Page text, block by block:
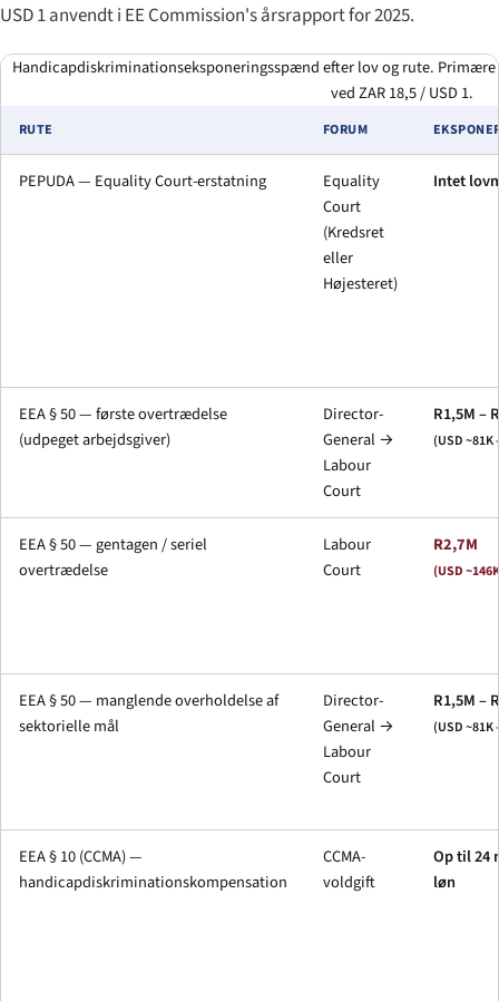
USD 1 anvendt i EE Commission's årsrapport for 2025.
Handicapdiskriminations­eksponeringsspænd efter lov og rute. Primære
ved ZAR 18,5 / USD 1.
RUTE FORUM
PEPUDA — Equality Court-erstatning
Equality
Court
(Kredsret
eller
Højesteret)
Intet
EEA § 50 — første overtrædelse
(udpeget arbejdsgiver)
Director-
General →
Labour
Court
R1,5M –
(USD ~81K
EEA § 50 — gentagen / seriel
overtrædelse
Labour
Court
R2,7M
(USD
EEA § 50 — manglende overholdelse af
sektorielle mål
Director-
General →
Labour
Court
R1,5M –
(USD ~81K
EEA § 10 (CCMA) —
handicapdiskriminations­kompensation
CCMA-
voldgift
Op til 24
løn